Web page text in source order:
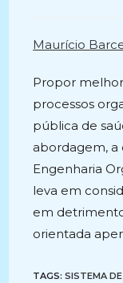
Maurício
Propor
processos
pública de
abordagem, a
Engenharia
leva em
em
orientada
TAGS:SISTEMA